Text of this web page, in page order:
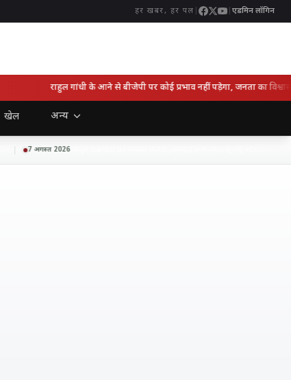
हर खबर, हर पल एडमिन लॉगिन
राहुल गांधी के आने से बीजेपी पर कोई प्रभाव नहीं पड़ेगा, जनता का विश्वास
खेल अन्य
7 अगस्त 2026मिथुन चक्रवर्ती की सफल सर्जरी, अस्पताल में मिले शुभेंदु अधिकारी; डॉक्टर